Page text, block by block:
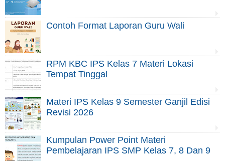
Contoh Format Laporan Guru Wali
RPM KBC IPS Kelas 7 Materi Lokasi
Tempat Tinggal
Materi IPS Kelas 9 Semester Ganjil Edisi
Revisi 2026
Kumpulan Power Point Materi
Pembelajaran IPS SMP Kelas 7, 8 Dan 9